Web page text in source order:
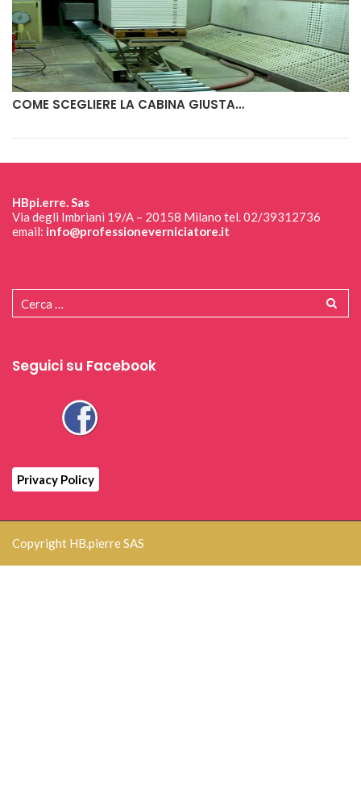
COME SCEGLIERE LA CABINA GIUSTA…
HBpi.erre. Sas
Via degli Imbriani 19/A – 20158 Milano tel. 02/39312736
email: info@professioneverniciatore.it
Seguici su Facebook
Privacy Policy
Copyright HB.pierre SAS